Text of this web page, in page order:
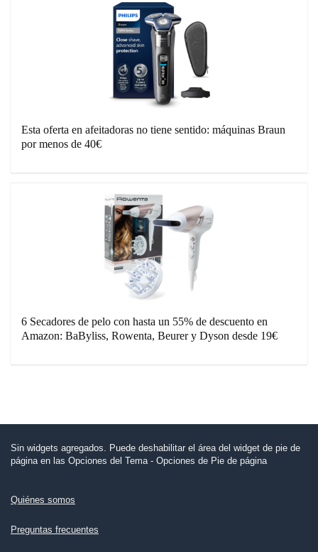
Esta oferta en afeitadoras no tiene sentido: máquinas Braun
por menos de 40€
6 Secadores de pelo con hasta un 55% de descuento en
Amazon: BaByliss, Rowenta, Beurer y Dyson desde 19€
Sin widgets agregados. Puede deshabilitar el área del widget de pie de
página en las Opciones del Tema - Opciones de Pie de página
Quiénes somos
Preguntas frecuentes